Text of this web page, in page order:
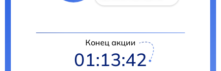
Конец акции
01:13:42